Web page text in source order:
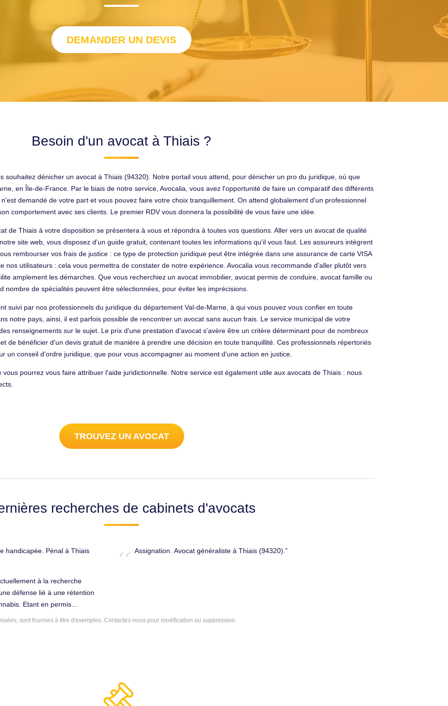
DEMANDER UN DEVIS
Besoin d'un avocat à Thiais ?
souhaitez dénicher un avocat à Thiais (94320). Notre portail vous attend, pour dénicher un pro du juridique, où que
en Île-de-France. Par le biais de notre service, Avocalia, vous avez l'opportunité de faire un comparatif des différents
demandé de votre part et vous pouvez faire votre choix tranquillement. On attend globalement d'un professionnel
comportement avec ses clients. Le premier RDV vous donnera la possibilité de vous faire une idée.
de Thiais à votre disposition se présentera à vous et répondra à toutes vos questions. Aller vers un avocat de qualité
site web, vous disposez d'un guide gratuit, contenant toutes les informations qu'il vous faut. Les assureurs intègrent
rembourser vos frais de justice : ce type de protection juridique peut être intégrée dans une assurance de carte VISA
nos utilisateurs : cela vous permettra de constater de notre expérience. Avocalia vous recommande d'aller plutôt vers
amplement les démarches. Que vous recherchiez un avocat immobilier, avocat permis de conduire, avocat famille ou
nombre de spécialités peuvent être sélectionnées, pour éviter les imprécisions.
suivi par nos professionnels du juridique du département Val-de-Marne, à qui vous pouvez vous confier en toute
notre pays, ainsi, il est parfois possible de rencontrer un avocat sans aucun frais. Le service municipal de votre
renseignements sur le sujet. Le prix d'une prestation d'avocat s'avère être un critère déterminant pour de nombreux
de bénéficier d'un devis gratuit de manière à prendre une décision en toute tranquillité. Ces professionnels répertoriés
un conseil d'ordre juridique, que pour vous accompagner au moment d'une action en justice.
pourrez vous faire attribuer l'aide juridictionnelle. Notre service est également utile aux avocats de Thiais : nous
TROUVEZ UN AVOCAT
recherches de cabinets d'avocats
handicapée. Pénal à Thiais
Assignation. Avocat généraliste à Thiais (94320).
à la recherche
défense lié à une rétention
Etant en permis
essayer de le sauver car je
sont fournies à titre d'exemples. Contactez-nous pour modification ou suppression.